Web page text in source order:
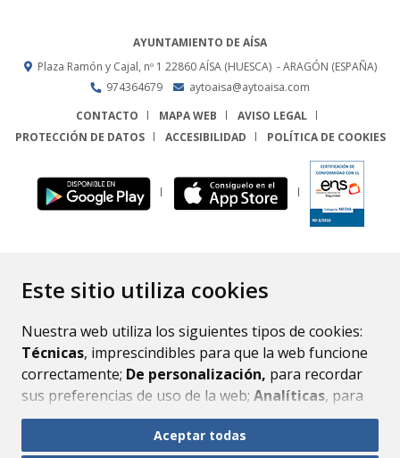
Este sitio utiliza cookies
Nuestra web utiliza los siguientes tipos de cookies:
Técnicas, imprescindibles para que la web funcione
correctamente; De personalización, para recordar
sus preferencias de uso de la web; Analíticas, para
mejorar el funcionamiento de la web y sus servicios.
Si acepta pulsando el botón“Aceptar todas”
Aceptar todas
AYUNTAMIENTO DE AÍSA
Plaza Ramón y Cajal, nº 1 22860 AÍSA (HUESCA) - ARAGÓN (ESPAÑA)
974364679
aytoaisa@aytoaisa.com
CONTACTO
MAPA WEB
AVISO LEGAL
PROTECCIÓN DE DATOS
ACCESIBILIDAD POLÍTICA DE COOKIES